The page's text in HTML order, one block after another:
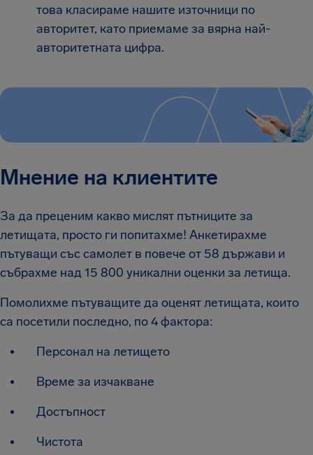
това класираме нашите източници по
авторитет, като приемаме за вярна най-
авторитетната цифра.
Мнение на клиентите
За да преценим какво мислят пътниците за
летищата, просто ги попитахме! Анкетирахме
пътуващи със самолет в повече от 58 държави и
събрахме над 15 800 уникални оценки за летища.
Помолихме пътуващите да оценят летищата, които
са посетили последно, по 4 фактора:
Персонал на летището
Време за изчакване
Достъпност
Чистота